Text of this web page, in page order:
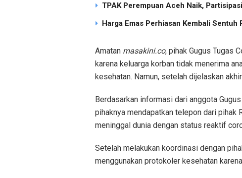
TPAK Perempuan Aceh Naik,
Harga Emas Perhiasan Kembali
Amatan masakini.co, pihak Gugus Tugas
karena keluarga korban tidak menerima
kesehatan. Namun, setelah dijelaskan
Berdasarkan informasi dari anggota
pihaknya mendapatkan telepon dari pihak
meninggal dunia dengan status reaktif
Setelah melakukan koordinasi dengan
menggunakan protokoler kesehatan